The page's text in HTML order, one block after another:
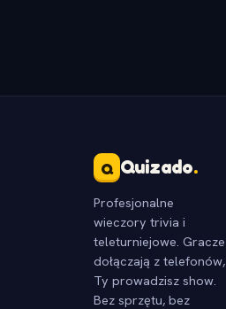
Q Quizado.
Profesjonalne
wieczory trivia i
teleturniejowe. Gracze
dołączają z telefonów,
Ty prowadzisz show.
Bez sprzętu, bez